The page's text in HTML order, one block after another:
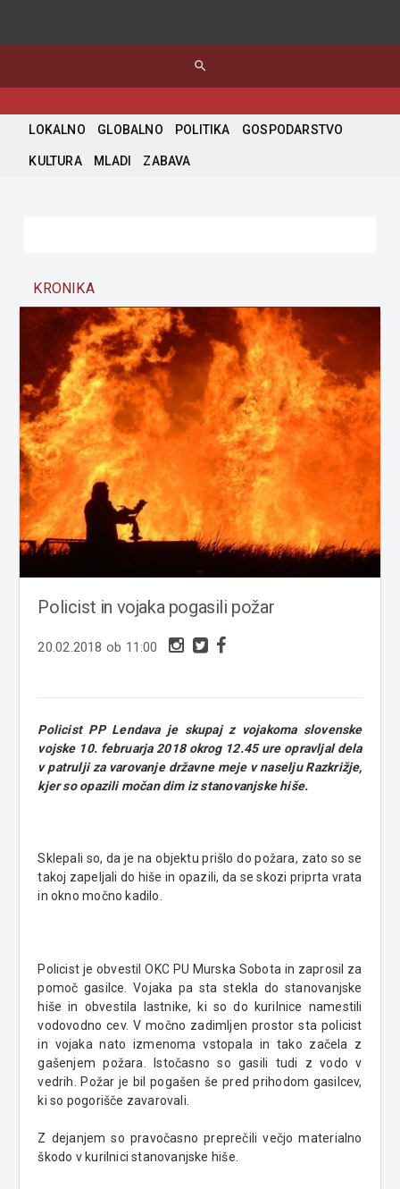
search
LOKALNO GLOBALNO POLITIKA GOSPODARSTVO
KULTURA MLADI ZABAVA
KRONIKA
Policist in vojaka pogasili požar
20.02.2018 ob 11:00
Policist PP Lendava je skupaj z vojakoma slovenske
vojske 10. februarja 2018 okrog 12.45 ure opravljal dela
v patrulji za varovanje državne meje v naselju Razkrižje,
kjer so opazili močan dim iz stanovanjske hiše.
Sklepali so, da je na objektu prišlo do požara, zato so se
takoj zapeljali do hiše in opazili, da se skozi priprta vrata
in okno močno kadilo.
Policist je obvestil OKC PU Murska Sobota in zaprosil za
pomoč gasilce. Vojaka pa sta stekla do stanovanjske
hiše in obvestila lastnike, ki so do kurilnice namestili
vodovodno cev. V močno zadimljen prostor sta policist
in vojaka nato izmenoma vstopala in tako začela z
gašenjem požara. Istočasno so gasili tudi z vodo v
vedrih. Požar je bil pogašen še pred prihodom gasilcev,
ki so pogorišče zavarovali.
Z dejanjem so pravočasno preprečili večjo materialno
škodo v kurilnici stanovanjske hiše.